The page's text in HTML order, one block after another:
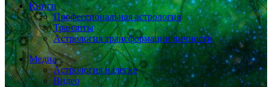
Книги
Профессиональная астрология
Транзиты
Астрология трансформации личности
Медиа
Астрология налегке
Видео